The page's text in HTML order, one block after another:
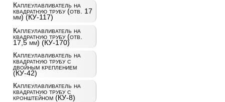
Каплеулавливатель на
квадратную трубу (отв. 17
мм) (КУ-117)
Каплеулавливатель на
квадратную трубу (отв.
17,5 мм) (КУ-170)
Каплеулавливатель на
квадратную трубу с
двойным креплением
(КУ-42)
Каплеулавливатель на
квадратную трубу с
кронштейном (КУ-8)